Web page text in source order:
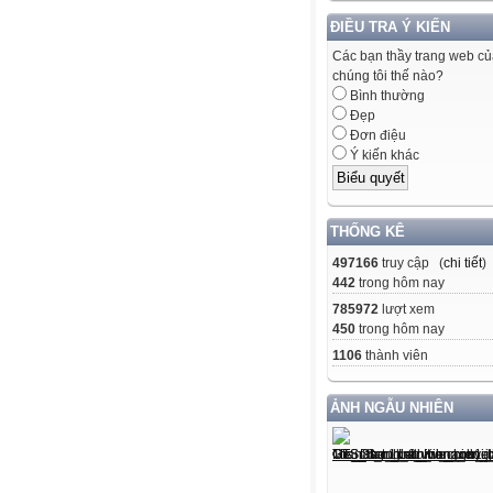
ĐIỀU TRA Ý KIẾN
Các bạn thầy trang web
chúng tôi thế nào?
Bình thường
Đẹp
Đơn điệu
Ý kiến khác
THỐNG KÊ
497166 truy cập (chi tiết)
442 trong hôm nay
785972 lượt xem
450 trong hôm nay
1106 thành viên
ẢNH NGẪU NHIÊN